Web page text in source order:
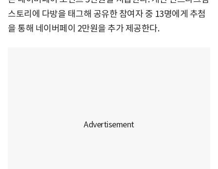
스토리에 다방을 태그해 공유한 참여자 중 13명에게 추첨
을 통해 네이버페이 2만원을 추가 제공한다.